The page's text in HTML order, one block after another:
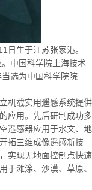
日生于江苏张家港。
中国科学院上海技术
当选为中国科学院院
机载实用遥感系统提供
应用。先后研制成功多
遥感器应用于水文、地
拓三维成像遥感新技
实现无地面控制点快速
于滩涂、沙漠、草原、